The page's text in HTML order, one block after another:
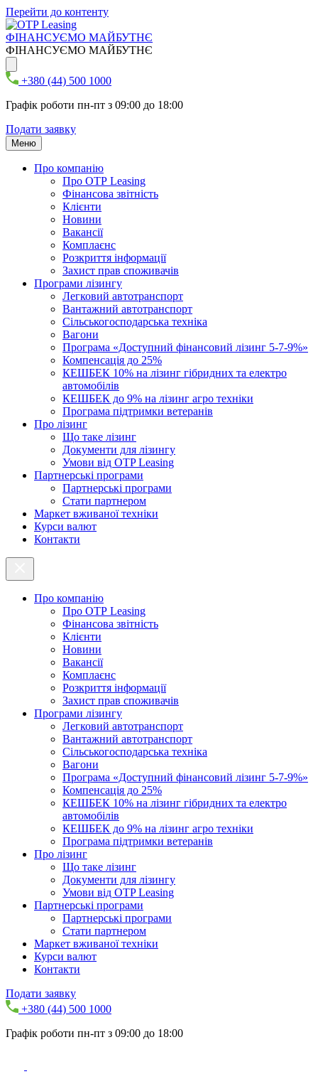
Перейти до контенту
ФІНАНСУЄМО МАЙБУТНЄ
ФІНАНСУЄМО МАЙБУТНЄ
+380 (44) 500 1000
Графік роботи пн-пт з 09:00 до 18:00
Подати заявку
Меню
Про компанію
Про ОТР Leasing
Фінансова звітність
Клієнти
Новини
Вакансії
Комплаєнс
Розкриття інформації
Захист прав споживачів
Програми лізингу
Легковий автотранспорт
Вантажний автотранспорт
Cільськогосподарська техніка
Вагони
Програма «Доступний фінансовий лізинг 5-7-9%»
Компенсація до 25%
КЕШБЕК 10% на лізинг гібридних та електро
автомобілів
КЕШБЕК до 9% на лізинг агро техніки
Програма підтримки ветеранів
Про лізинг
Що таке лізинг
Документи для лізингу
Умови від OTP Leasing
Партнерські програми
Партнерські програми
Стати партнером
Маркет вживаної техніки
Курси валют
Контакти
Про компанію
Про ОТР Leasing
Фінансова звітність
Клієнти
Новини
Вакансії
Комплаєнс
Розкриття інформації
Захист прав споживачів
Програми лізингу
Легковий автотранспорт
Вантажний автотранспорт
Cільськогосподарська техніка
Вагони
Програма «Доступний фінансовий лізинг 5-7-9%»
Компенсація до 25%
КЕШБЕК 10% на лізинг гібридних та електро
автомобілів
КЕШБЕК до 9% на лізинг агро техніки
Програма підтримки ветеранів
Про лізинг
Що таке лізинг
Документи для лізингу
Умови від OTP Leasing
Партнерські програми
Партнерські програми
Стати партнером
Маркет вживаної техніки
Курси валют
Контакти
Подати заявку
+380 (44) 500 1000
Графік роботи пн-пт з 09:00 до 18:00